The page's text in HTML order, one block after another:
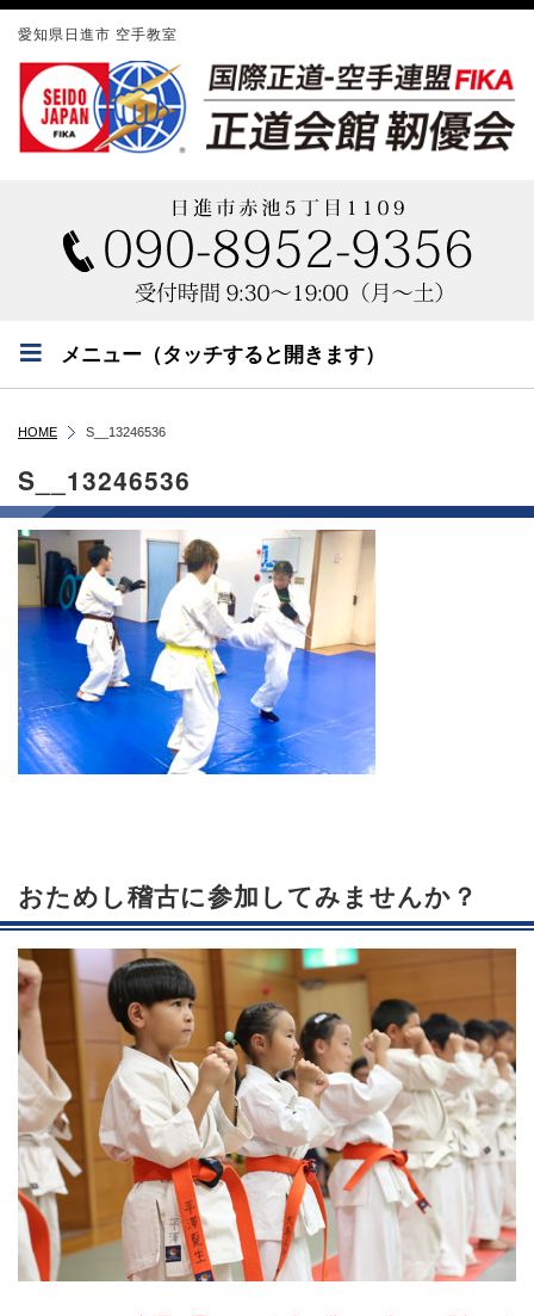
愛知県日進市 空手教室
メニュー（タッチすると開きます）
HOME S__13246536
S__13246536
おためし稽古に参加してみませんか？